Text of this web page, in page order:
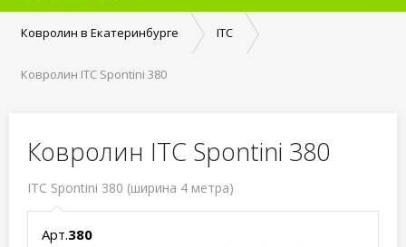
Ковролин в Екатеринбурге ITC
Ковролин ITC Spontini 380
Ковролин ITC Spontini 380
ITC Spontini 380 (ширина 4 метра)
Арт.380